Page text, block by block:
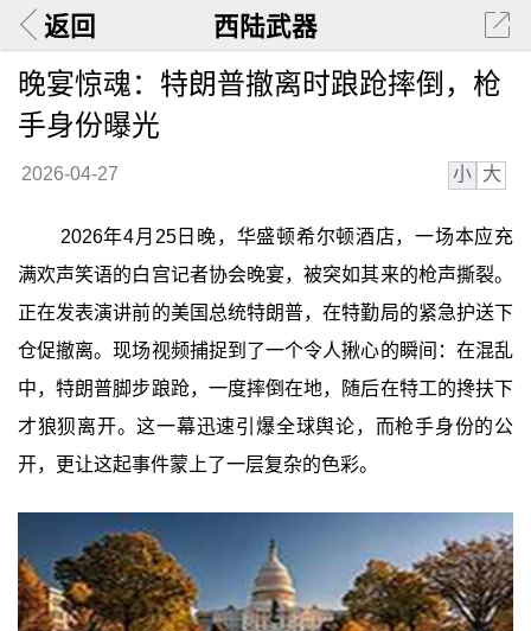
返回 西陆武器
晚宴惊魂：特朗普撤离时踉跄摔倒，枪
手身份曝光
2026-04-27 小 大
2026年4月25日晚，华盛顿希尔顿酒店，一场本应充
满欢声笑语的白宫记者协会晚宴，被突如其来的枪声撕裂。
正在发表演讲前的美国总统特朗普，在特勤局的紧急护送下
仓促撤离。现场视频捕捉到了一个令人揪心的瞬间：在混乱
中，特朗普脚步踉跄，一度摔倒在地，随后在特工的搀扶下
才狼狈离开。这一幕迅速引爆全球舆论，而枪手身份的公
开，更让这起事件蒙上了一层复杂的色彩。